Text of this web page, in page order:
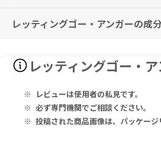
特に副作用は報告されておりませんが、
レッティングゴー・アンガーの成
12.50% of Aconitum Nap 200C,
Inactive Ingredients: Organic
有用成分（1スプレーあたり）：
12.50％：アコニタムナップ 200C、ア
レッティングゴー・
レビューは使用者の私見です。
必ず専門機関でご相談ください。
投稿された商品画像は、パッケー